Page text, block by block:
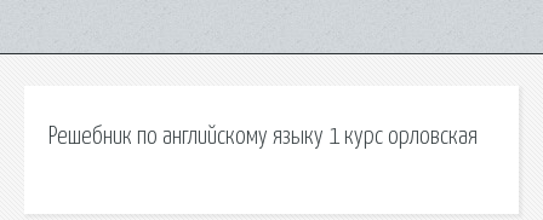
Решебник по английскому языку 1 курс орловская